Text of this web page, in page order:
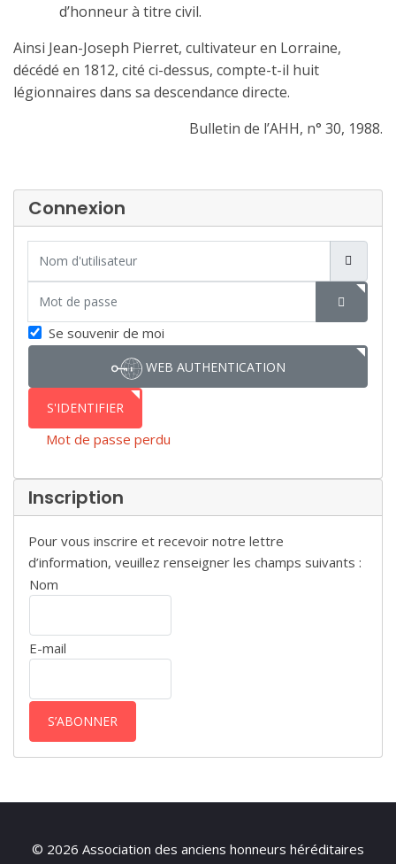
d’honneur à titre civil.
Ainsi Jean-Joseph Pierret, cultivateur en Lorraine,
décédé en 1812, cité ci-dessus, compte-t-il huit
légionnaires dans sa descendance directe.
Bulletin de l’AHH, n° 30, 1988.
Connexion
SHOW
Se souvenir de moi
WEB AUTHENTICATION
S'IDENTIFIER
Mot de passe perdu
Inscription
Pour vous inscrire et recevoir notre lettre
d’information, veuillez renseigner les champs suivants :
Nom
E-mail
© 2026 Association des anciens honneurs héréditaires